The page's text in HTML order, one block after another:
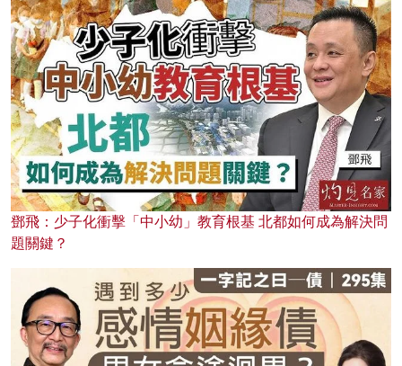
鄧飛：少子化衝擊「中小幼」教育根基 北都如何成為解決問
題關鍵？